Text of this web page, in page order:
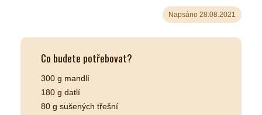
Napsáno 28.08.2021
Co budete potřebovat?
300 g mandlí
180 g datlí
80 g sušených třešní